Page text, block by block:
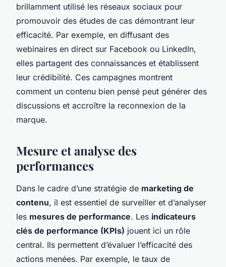
brillamment utilisé les réseaux sociaux pour
promouvoir des études de cas démontrant leur
efficacité. Par exemple, en diffusant des
webinaires en direct sur Facebook ou LinkedIn,
elles partagent des connaissances et établissent
leur crédibilité. Ces campagnes montrent
comment un contenu bien pensé peut générer des
discussions et accroître la reconnexion de la
marque.
Mesure et analyse des
performances
Dans le cadre d’une stratégie de marketing de
contenu, il est essentiel de surveiller et d’analyser
les mesures de performance. Les indicateurs
clés de performance (KPIs) jouent ici un rôle
central. Ils permettent d’évaluer l’efficacité des
actions menées. Par exemple, le taux de